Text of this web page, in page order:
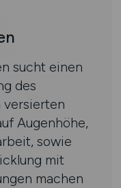
sucht einen
des
Augenhöhe,
sowie
mit
machen